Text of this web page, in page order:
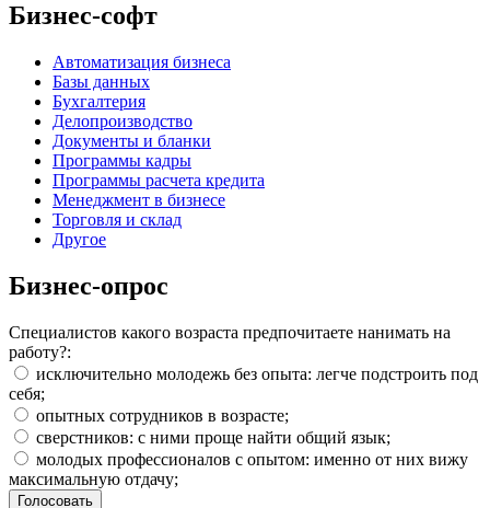
Бизнес-софт
Автоматизация бизнеса
Базы данных
Бухгалтерия
Делопроизводство
Документы и бланки
Программы кадры
Программы расчета кредита
Менеджмент в бизнесе
Торговля и склад
Другое
Бизнес-опрос
Специалистов какого возраста предпочитаете нанимать на
работу?:
исключительно молодежь без опыта: легче подстроить под
себя;
опытных сотрудников в возрасте;
сверстников: с ними проще найти общий язык;
молодых профессионалов с опытом: именно от них вижу
максимальную отдачу;